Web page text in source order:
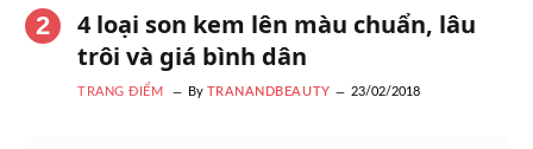
4 loại son kem lên màu chuẩn, lâu
trôi và giá bình dân
TRANG ĐIỂM By TRANANDBEAUTY 23/02/2018